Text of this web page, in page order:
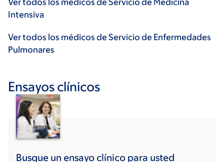
Ver todos los médicos de Servicio de Medicina
Intensiva
Ver todos los médicos de Servicio de Enfermedades
Pulmonares
Ensayos clínicos
Busque un ensayo clínico para usted